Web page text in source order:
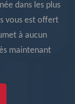
dans les plus
vous est offert
à aucun
maintenant